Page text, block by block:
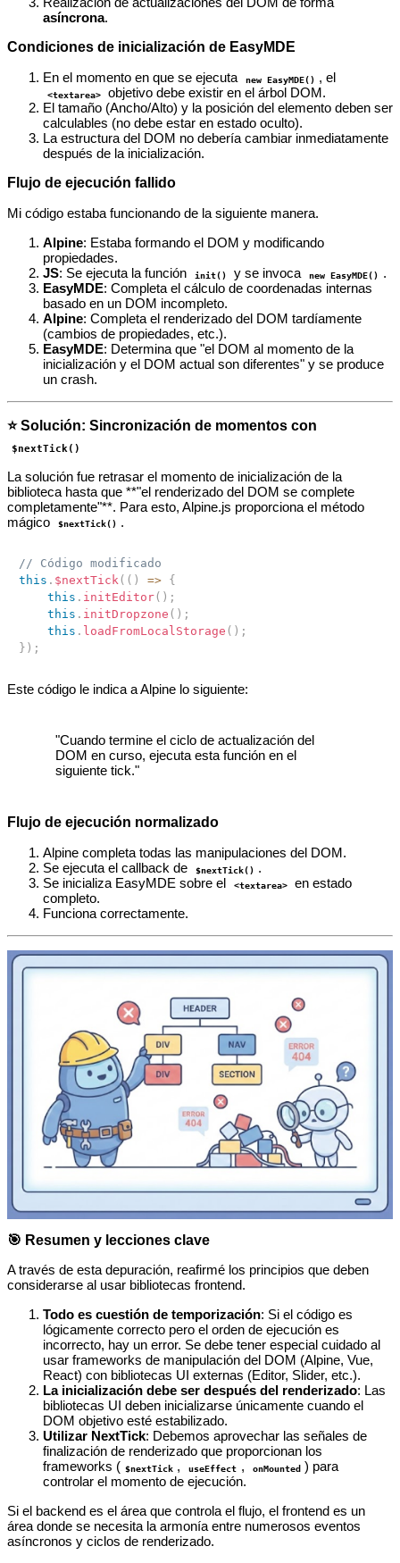
asíncrona.
Condiciones de inicialización de EasyMDE
En el momento en que se ejecuta
new EasyMDE() , el
<textarea>
objetivo debe existir en el árbol DOM.
El tamaño (Ancho/Alto) y la posición del elemento deben ser
calculables (no debe estar en estado oculto).
La estructura del DOM no debería cambiar inmediatamente
después de la inicialización.
Flujo de ejecución fallido
Mi código estaba funcionando de la siguiente manera.
Alpine: Estaba formando el DOM y modificando
propiedades.
JS: Se ejecuta la función init() y se invoca new EasyMDE() .
EasyMDE: Completa el cálculo de coordenadas internas
basado en un DOM incompleto.
Alpine: Completa el renderizado del DOM tardíamente
(cambios de propiedades, etc.).
EasyMDE: Determina que "el DOM al momento de la
inicialización y el DOM actual son diferentes" y se produce
un crash.
⭐ Solución: Sincronización de momentos con
$nextTick()
La solución fue retrasar el momento de inicialización de la
biblioteca hasta que **"el renderizado del DOM se complete
completamente"**. Para esto, Alpine.js proporciona el método
mágico
$nextTick() .
// Código modificado
this . $nextTick ( ( ) =>
{
this . initEditor( ) ;
this . initDropzone ( ) ;
this . loadFromLocalStorage ( ) ;
} ) ;
Este código le indica a Alpine lo siguiente:
"Cuando termine el ciclo de actualización del
DOM en curso, ejecuta esta función en el
siguiente tick."
Flujo de ejecución normalizado
Alpine completa todas las manipulaciones del DOM.
Se ejecuta el callback de
$nextTick() .
Se inicializa EasyMDE sobre el
<textarea>
en estado
completo.
Funciona correctamente.
🎯 Resumen y lecciones clave
A través de esta depuración, reafirmé los principios que deben
considerarse al usar bibliotecas frontend.
Todo es cuestión de temporización: Si el código es
lógicamente correcto pero el orden de ejecución es
incorrecto, hay un error. Se debe tener especial cuidado al
usar frameworks de manipulación del DOM (Alpine, Vue,
React) con bibliotecas UI externas (Editor, Slider, etc.).
La inicialización debe ser después del renderizado: Las
bibliotecas UI deben inicializarse únicamente cuando el
DOM objetivo esté estabilizado.
Utilizar NextTick: Debemos aprovechar las señales de
finalización de renderizado que proporcionan los
frameworks ( $nextTick , useEffect , onMounted ) para
controlar el momento de ejecución.
Si el backend es el área que controla el flujo, el frontend es un
área donde se necesita la armonía entre numerosos eventos
asíncronos y ciclos de renderizado.